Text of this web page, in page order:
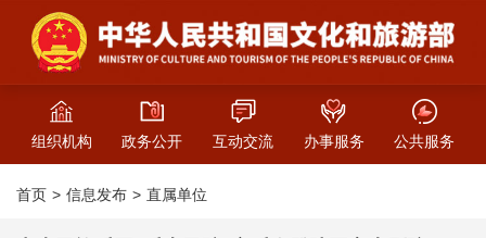
组织机构 政务公开 互动交流 办事服务 公共服务
首页 信息发布 直属单位